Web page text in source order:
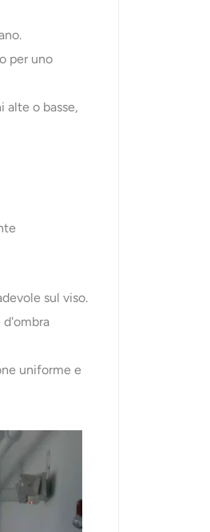
per uno
alte o basse,
sul viso.
d'ombra
uniforme e